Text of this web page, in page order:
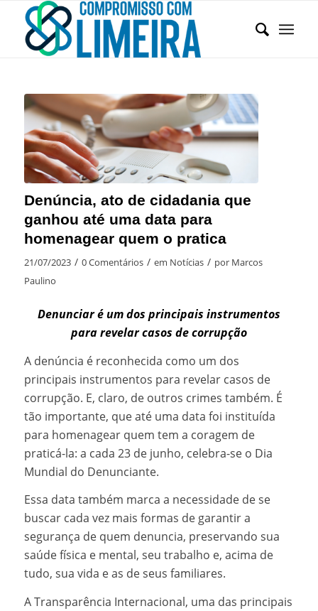
Denúncia, ato de cidadania que
ganhou até uma data para
homenagear quem o pratica
21/07/2023 / 0 Comentários / em Notícias / por Marcos
Paulino
Denunciar é um dos principais instrumentos
para revelar casos de corrupção
A denúncia é reconhecida como um dos
principais instrumentos para revelar casos de
corrupção. E, claro, de outros crimes também. É
tão importante, que até uma data foi instituída
para homenagear quem tem a coragem de
praticá-la: a cada 23 de junho, celebra-se o Dia
Mundial do Denunciante.
Essa data também marca a necessidade de se
buscar cada vez mais formas de garantir a
segurança de quem denuncia, preservando sua
saúde física e mental, seu trabalho e, acima de
tudo, sua vida e as de seus familiares.
A Transparência Internacional, uma das principais